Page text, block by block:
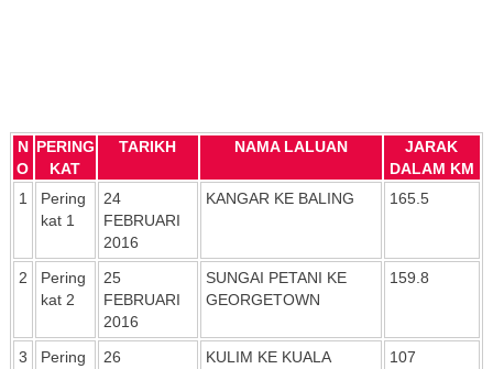
N
O
PERING
KAT
TARIKH NAMA LALUAN
JARAK
DALAM KM
1
Pering
kat 1
24
FEBRUARI
2016
KANGAR KE BALING 165.5
2
Pering
kat 2
25
FEBRUARI
2016
SUNGAI PETANI KE
GEORGETOWN
159.8
3
Pering
26
KULIM KE KUALA
107